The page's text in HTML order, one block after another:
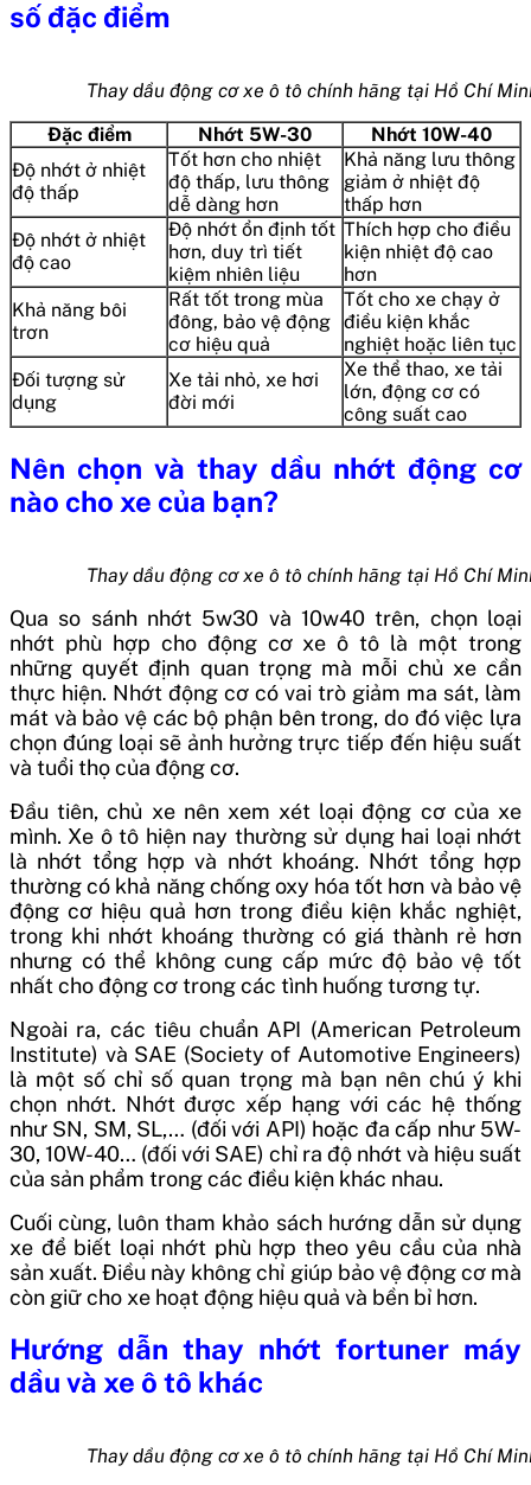
số đặc điểm
Thay dầu động cơ xe ô tô chính hãng tại Hồ Chí
Đặc điểm
Nhớt 5W-30
Nhớt 10W-40
Độ nhớt ở nhiệt
độ thấp
Tốt hơn cho nhiệt
độ thấp, lưu thông
dễ dàng hơn
Khả năng lưu thông
giảm ở nhiệt độ
thấp hơn
Độ nhớt ở nhiệt
độ cao
Độ nhớt ổn định tốt
hơn, duy trì tiết
kiệm nhiên liệu
Thích hợp cho điều
kiện nhiệt độ cao
hơn
Khả năng bôi
trơn
Rất tốt trong mùa
đông, bảo vệ động
cơ hiệu quả
Tốt cho xe chạy ở
điều kiện khắc
nghiệt hoặc liên tục
Đối tượng sử
dụng
Xe tải nhỏ, xe hơi
đời mới
Xe thể thao, xe tải
lớn, động cơ có
công suất cao
Nên chọn và thay dầu nhớt động cơ
nào cho xe của bạn?
Thay dầu động cơ xe ô tô chính hãng tại Hồ Chí
Qua so sánh nhớt 5w30 và 10w40 trên, chọn loại
nhớt phù hợp cho động cơ xe ô tô là một trong
những quyết định quan trọng mà mỗi chủ xe cần
thực hiện. Nhớt động cơ có vai trò giảm ma sát, làm
mát và bảo vệ các bộ phận bên trong, do đó việc lựa
chọn đúng loại sẽ ảnh hưởng trực tiếp đến hiệu suất
và tuổi thọ của động cơ.
Đầu tiên, chủ xe nên xem xét loại động cơ của xe
mình. Xe ô tô hiện nay thường sử dụng hai loại nhớt
là nhớt tổng hợp và nhớt khoáng. Nhớt tổng hợp
thường có khả năng chống oxy hóa tốt hơn và bảo vệ
động cơ hiệu quả hơn trong điều kiện khắc nghiệt,
trong khi nhớt khoáng thường có giá thành rẻ hơn
nhưng có thể không cung cấp mức độ bảo vệ tốt
nhất cho động cơ trong các tình huống tương tự.
Ngoài ra, các tiêu chuẩn API (American Petroleum
Institute) và SAE (Society of Automotive Engineers)
là một số chỉ số quan trọng mà bạn nên chú ý khi
chọn nhớt. Nhớt được xếp hạng với các hệ thống
như SN, SM, SL,… (đối với API) hoặc đa cấp như 5W-
30, 10W-40… (đối với SAE) chỉ ra độ nhớt và hiệu suất
của sản phẩm trong các điều kiện khác nhau.
Cuối cùng, luôn tham khảo sách hướng dẫn sử dụng
xe để biết loại nhớt phù hợp theo yêu cầu của nhà
sản xuất. Điều này không chỉ giúp bảo vệ động cơ mà
còn giữ cho xe hoạt động hiệu quả và bền bỉ hơn.
Hướng dẫn thay nhớt fortuner máy
dầu và xe ô tô khác
Thay dầu động cơ xe ô tô chính hãng tại Hồ Chí